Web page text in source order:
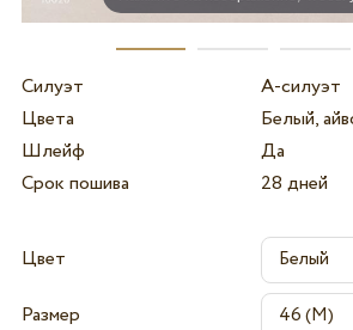
Силуэт
А-силуэт
Цвета
Белый,
Шлейф
Да
Срок пошива
28 дней
Цвет
Размер